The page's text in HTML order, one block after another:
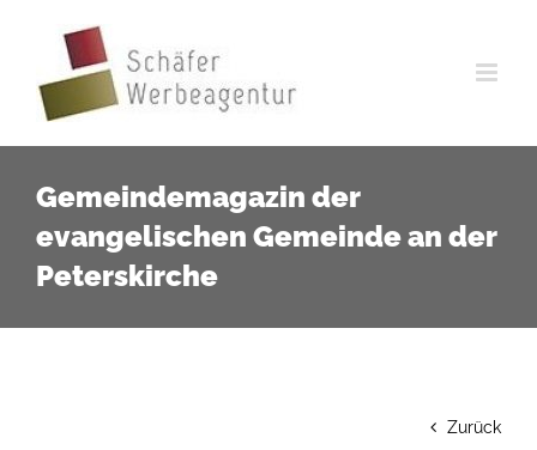
springen
Gemeindemagazin der
evangelischen Gemeinde an der
Peterskirche
Zurück